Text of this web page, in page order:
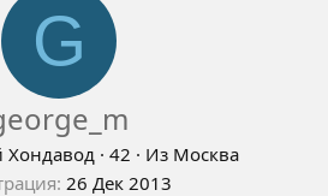
G
· 42 · Из Москва
26 Дек 2013